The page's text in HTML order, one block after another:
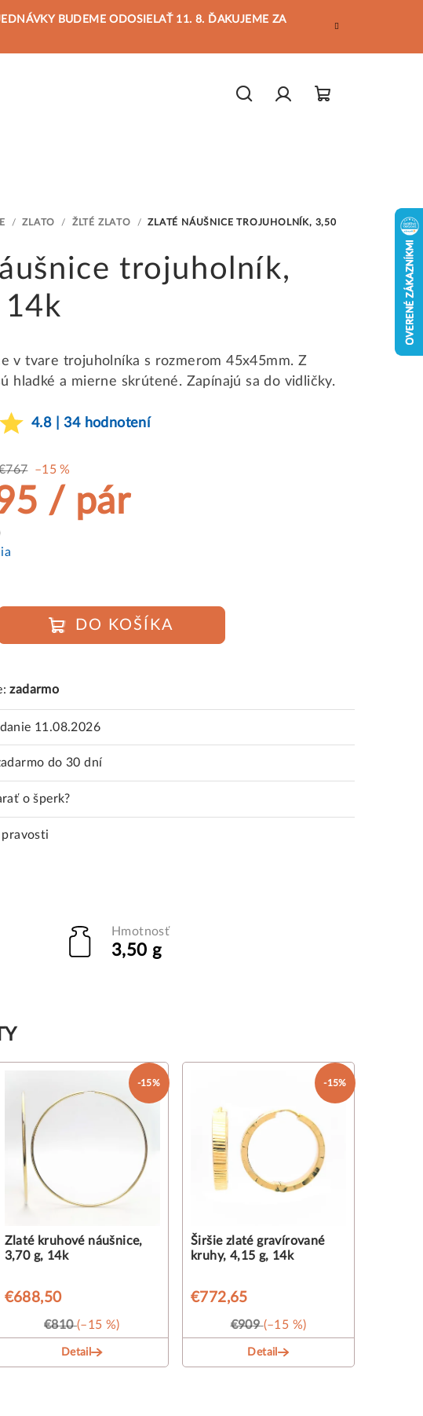
BUDEME ODOSIELAŤ 11. 8. ĎAKUJEME ZA
/ ZLATO / ŽLTÉ ZLATO /
ZLATÉ NÁUŠNICE TROJUHOLNÍK, 3,50
trojuholník,
14k
v tvare trojuholníka s rozmerom 45x45mm. Z
hladké a mierne skrútené. Zapínajú sa do vidličky.
4.8 | 34 hodnotení
–15 %
/ pár
DO KOŠÍKA
zadarmo
11.08.2026
do 30 dní
o šperk?
Hmotnosť
3,50 g
-15%
Zlaté kruhové náušnice,
3,70 g, 14k
€688,50
€810 (–15 %)
Detail
-15%
Širšie zlaté gravírované
kruhy, 4,15 g, 14k
€772,65
€909 (–15 %)
Detail